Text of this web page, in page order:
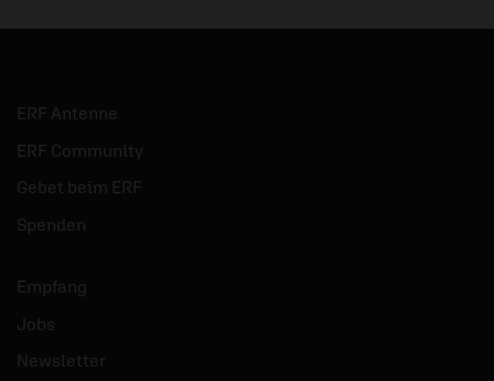
ERF Antenne
ERF Community
Gebet beim ERF
Spenden
Empfang
Jobs
Newsletter